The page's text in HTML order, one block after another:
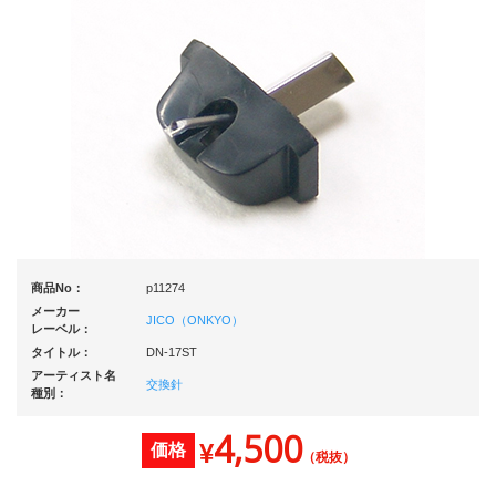
商品No：
p11274
メーカー
レーベル：
JICO（ONKYO）
タイトル：
DN-17ST
アーティスト名
種別：
交換針
価格 ¥4,500（税抜）